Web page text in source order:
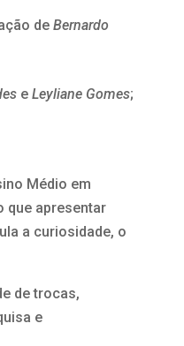
deBernardo
eLeyliane Gomes;
Médio em
que apresentar
a curiosidade, o
de trocas,
e